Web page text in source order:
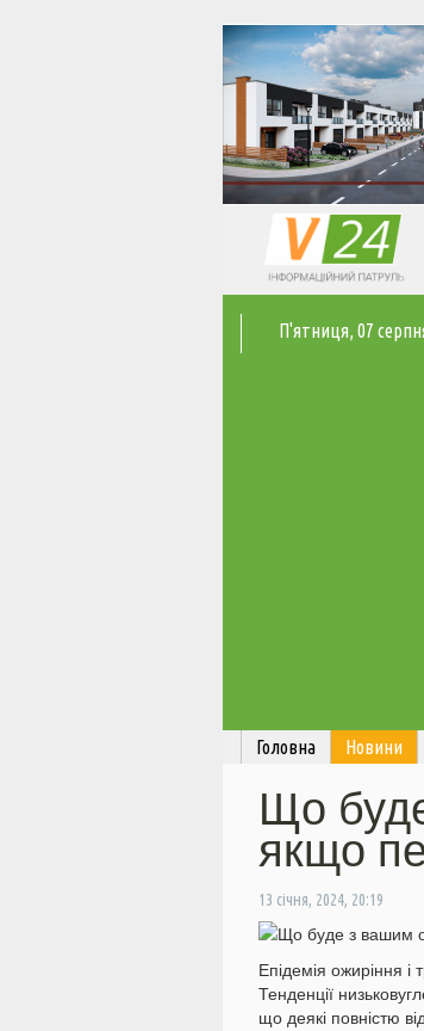
П'ятниця, 07
Головна Новини
Що
якщо
13 січня, 2024, 20:19
Епідемія ожиріння
Тенденції
що деякі повністю